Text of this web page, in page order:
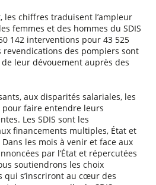
les chiffres traduisent l’ampleur
femmes et des hommes du SDIS
142 interventions pour 43 525
revendications des pompiers sont
leur dévouement auprès des
aux disparités salariales, les
faire entendre leurs
Les SDIS sont les
financements multiples, État et
les mois à venir et face aux
par l’État et répercutées
soutiendrons les choix
s’inscriront au cœur des